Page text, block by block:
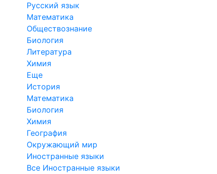
Русский язык
Математика
Обществознание
Биология
Литература
Химия
Еще
История
Математика
Биология
Химия
География
Окружающий мир
Иностранные языки
Все Иностранные языки